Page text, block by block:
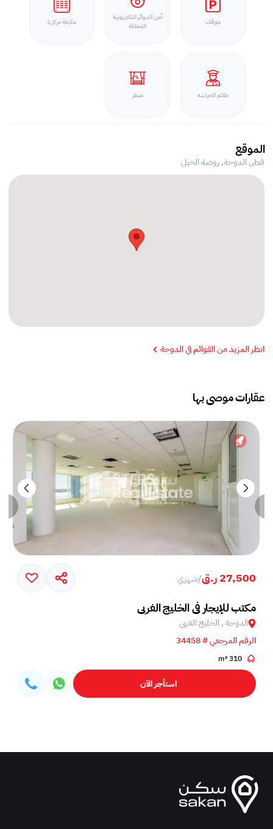
موقف
أمن الدوائر التلفزيونية
المغلقة
مكيفة مركزيا
طقم الحراسه منظر
الموقع
قطر, الدوحة,روضة الخيل
انظر المزيد من القوائم في الدوحة
عقارات موصى بها
27,500 ر.ق /شهري
مكتب للإيجار في الخليج الغربي
الدوحة , الخليج الغربي
الرقم المرجعي # 34458
310 m²
استأجر الآن